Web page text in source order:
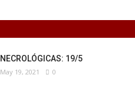
NECROLÓGICAS: 19/5
May 19, 2021 0